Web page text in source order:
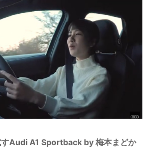
すAudi A1 Sportback by 梅本まどか